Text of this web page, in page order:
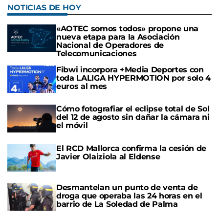
NOTICIAS DE HOY
«AOTEC somos todos» propone una
nueva etapa para la Asociación
Nacional de Operadores de
Telecomunicaciones
Fibwi incorpora +Media Deportes con
toda LALIGA HYPERMOTION por solo 4
euros al mes
Cómo fotografiar el eclipse total de Sol
del 12 de agosto sin dañar la cámara ni
el móvil
El RCD Mallorca confirma la cesión de
Javier Olaiziola al Eldense
Desmantelan un punto de venta de
droga que operaba las 24 horas en el
barrio de La Soledad de Palma